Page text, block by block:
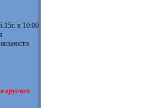
в 10:00
круглом